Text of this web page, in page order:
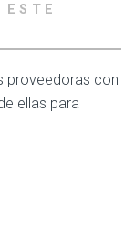
ESTE
proveedoras con
ellas para